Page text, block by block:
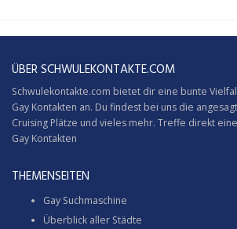
ÜBER SCHWULEKONTAKTE.COM
Schwulekontakte.com bietet dir eine bunte
Gay Kontakten an. Du findest bei uns die
Cruising Plätze und vieles mehr. Treffe direkt
Gay Kontakten
THEMENSEITEN
Gay Suchmaschine
Überblick aller Städte